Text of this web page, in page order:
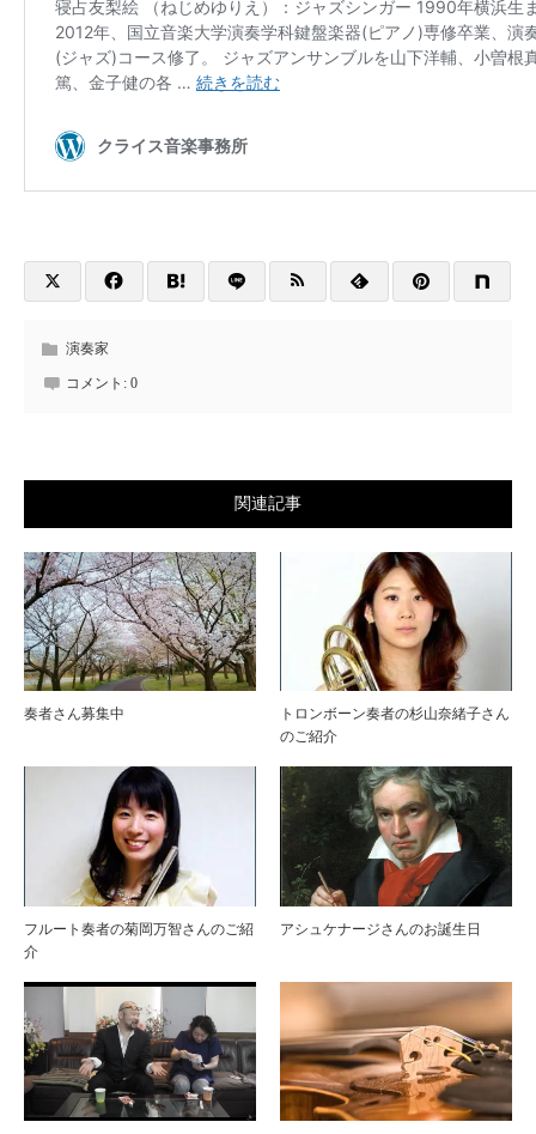
演奏家
コメント: 0
関連記事
奏者さん募集中
トロンボーン奏者の杉山奈緒子さん
のご紹介
フルート奏者の菊岡万智さんのご紹
介
アシュケナージさんのお誕生日